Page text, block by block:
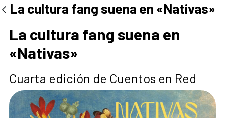
La cultura fang suena en «Nativas»
La cultura fang suena en
«Nativas»
Cuarta edición de Cuentos en Red